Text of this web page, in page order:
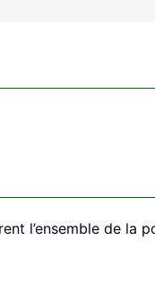
l’ensemble de la